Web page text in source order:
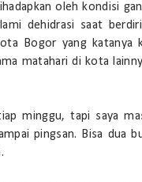
oleh kondisi
dehidrasi saat
Bogor yang
matahari di kota
minggu, tapi saya
pingsan. Bisa dua